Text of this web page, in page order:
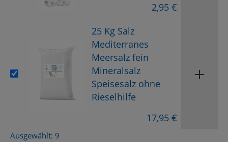
2,95 €
25 Kg Salz
Mediterranes
Meersalz fein
Mineralsalz
Speisesalz ohne
Rieselhilfe
17,95 €
Ausgewählt: 9